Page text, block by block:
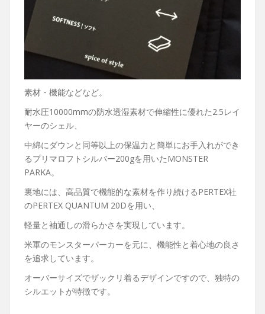
素材・機能などなど。
耐水圧10000mmの防水透湿素材で伸縮性に優れた2.5レイ
ヤーのシェル、
中綿にダウンと同等以上の保温力と簡単にお手入れができ
るプリマロフトシルバー200gを用いたMONSTER
PARKA。
裏地には、高品質で機能的な素材を作り続けるPERTEX社
のPERTEX QUANTUM 20Dを用い、
軽量と袖通しの滑らかさを実現しています。
米軍のモンスターパーカーを元に、機能性と着心地の良さ
を追求しています。
オーバーサイズでザックリ着るデザインですので、独特の
シルエットが特徴です。